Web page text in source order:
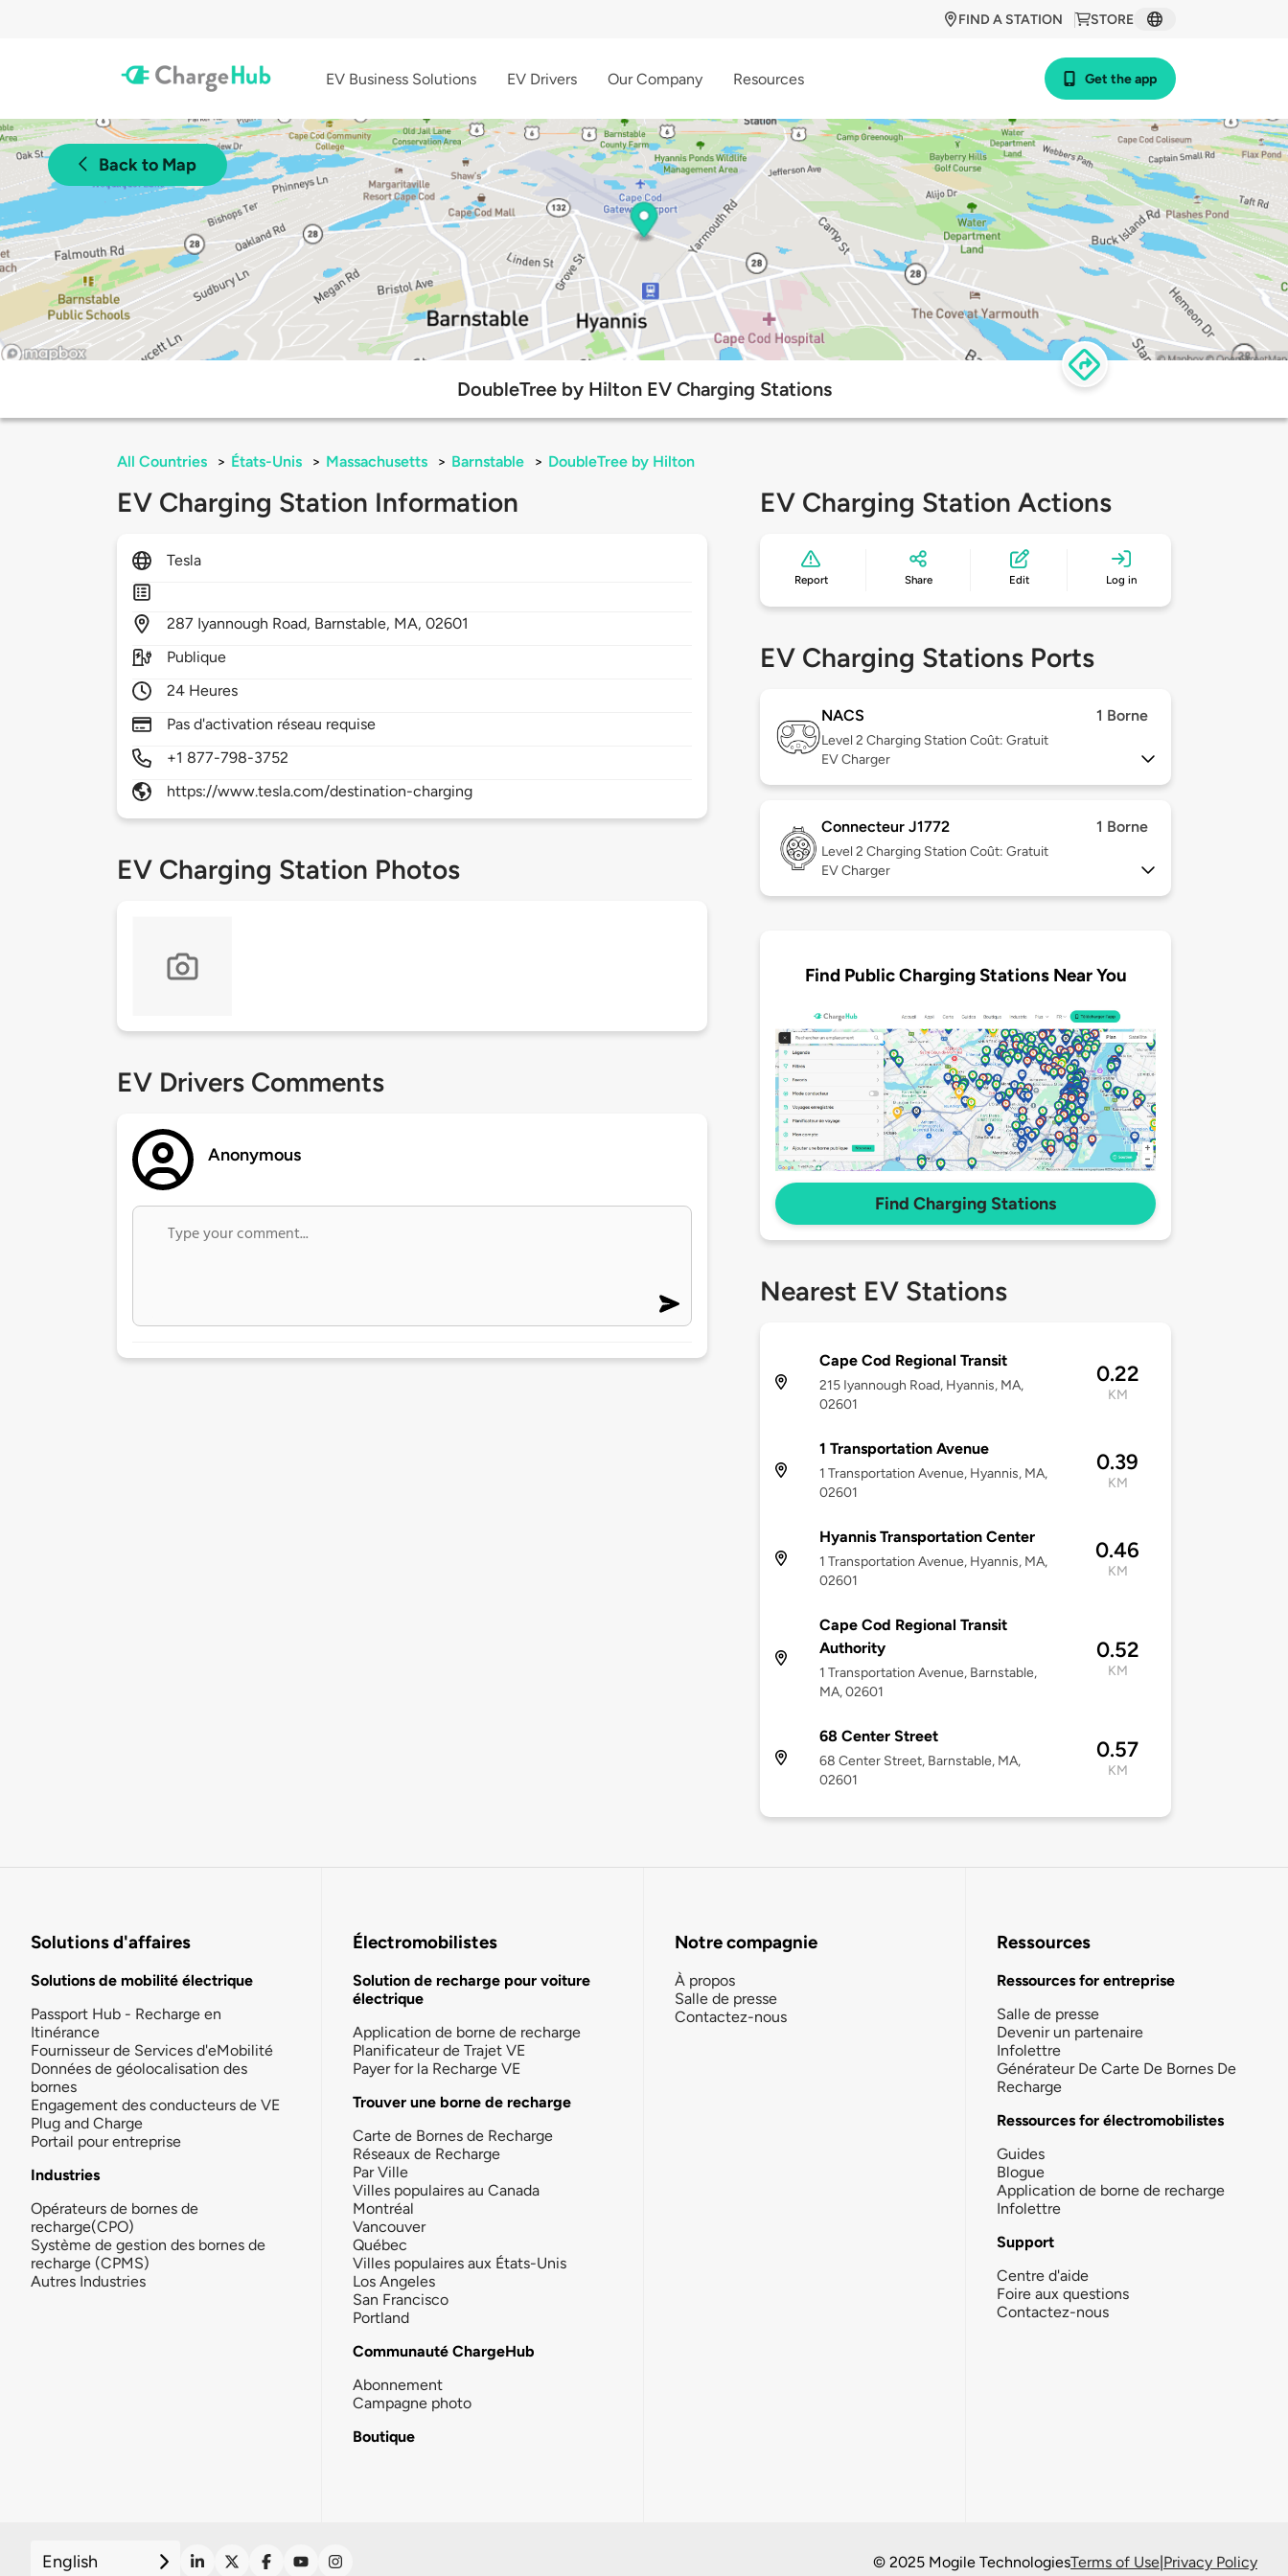
STORE
FIND A STATION
EV Business Solutions EV Drivers Our Company Resources Get the app
Back to Map
DoubleTree by Hilton EV Charging Stations
All Countries > États-Unis > Massachusetts > Barnstable > DoubleTree by Hilton
EV Charging Station Information
Tesla
287 Iyannough Road, Barnstable, MA,02601
Publique
24 Heures
Pas d'activation réseau requise
+1 877-798-3752
https://www.tesla.com/destination-charging
EV Charging Station Photos
EV Drivers Comments
Anonymous
EV Charging Station Actions
Report Share Edit Log in
EV Charging Stations Ports
NACS 1 Borne
Level 2 Charging Station Coût: Gratuit
EV Charger
Connecteur J1772 1 Borne
Level 2 Charging Station Coût: Gratuit
EV Charger
Find Public Charging Stations Near You
Find Charging Stations
Nearest EV Stations
Cape Cod Regional Transit
215 Iyannough Road, Hyannis, MA,
02601
0.22
KM
1 Transportation Avenue
1 Transportation Avenue, Hyannis, MA,
02601
0.39
KM
Hyannis Transportation Center
1 Transportation Avenue, Hyannis, MA,
02601
0.46
KM
Cape Cod Regional Transit
Authority
1 Transportation Avenue, Barnstable,
MA, 02601
0.52
KM
68 Center Street
68 Center Street, Barnstable, MA,
02601
0.57
KM
Solutions d'affaires
Solutions de mobilité électrique
Passport Hub - Recharge en
Itinérance
Fournisseur de Services d'eMobilité
Données de géolocalisation des
bornes
Engagement des conducteurs de VE
Plug and Charge
Portail pour entreprise
Industries
Opérateurs de bornes de
recharge(CPO)
Système de gestion des bornes de
recharge (CPMS)
Autres Industries
Électromobilistes
Solution de recharge pour voiture
électrique
Application de borne de recharge
Planificateur de Trajet VE
Payer for la Recharge VE
Trouver une borne de recharge
Carte de Bornes de Recharge
Réseaux de Recharge
Par Ville
Villes populaires au Canada
Montréal
Vancouver
Québec
Villes populaires aux États-Unis
Los Angeles
San Francisco
Portland
Communauté ChargeHub
Abonnement
Campagne photo
Boutique
Notre compagnie
À propos
Salle de presse
Contactez-nous
Ressources
Ressources for entreprise
Salle de presse
Devenir un partenaire
Infolettre
Générateur De Carte De Bornes De
Recharge
Ressources for électromobilistes
Guides
Blogue
Application de borne de recharge
Infolettre
Support
Centre d'aide
Foire aux questions
Contactez-nous
English © 2025 Mogile TechnologiesTerms of Use|Privacy Policy